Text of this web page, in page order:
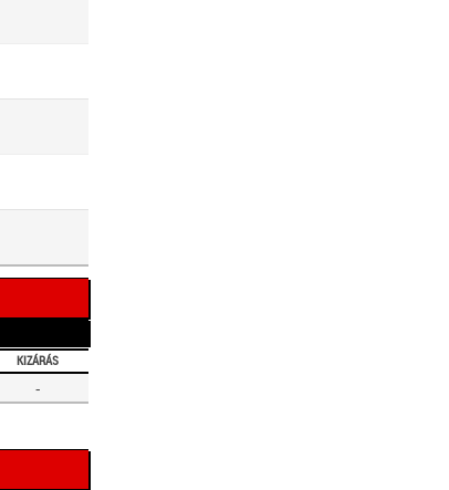
KIZÁRÁS
-